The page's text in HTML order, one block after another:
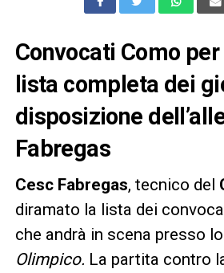
Convocati Como
lista completa dei
disposizione
Fabregas
Cesc Fabregas, tecnico del
diramato la lista dei
che andrà in scena presso
Olimpico. La partita contro